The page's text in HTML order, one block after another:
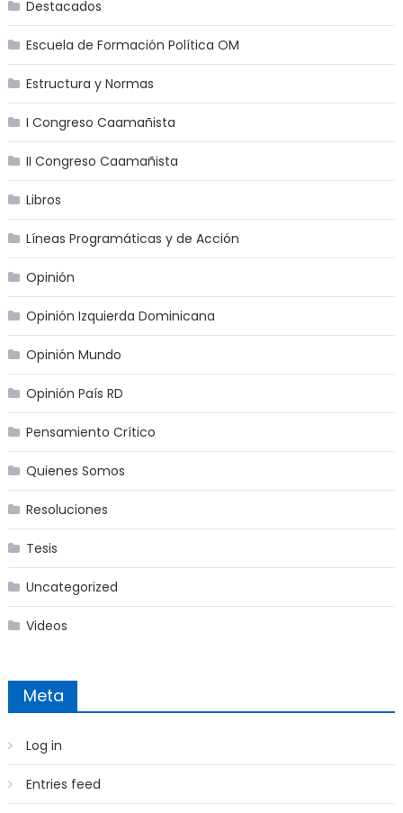
Destacados
Escuela de Formación Política OM
Estructura y Normas
I Congreso Caamañista
II Congreso Caamañista
Libros
Líneas Programáticas y de Acción
Opinión
Opinión Izquierda Dominicana
Opinión Mundo
Opinión País RD
Pensamiento Crítico
Quienes Somos
Resoluciones
Tesis
Uncategorized
Videos
Meta
Log in
Entries feed